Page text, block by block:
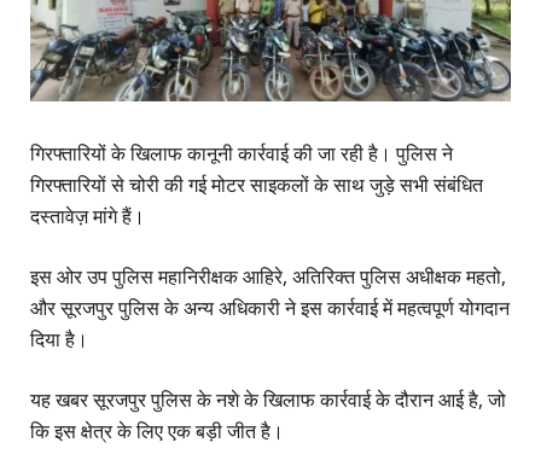
गिरफ्तारियों के खिलाफ कानूनी कार्रवाई की जा रही है। पुलिस ने
गिरफ्तारियों से चोरी की गई मोटर साइकलों के साथ जुड़े सभी संबंधित
दस्तावेज़ मांगे हैं।
इस ओर उप पुलिस महानिरीक्षक आहिरे, अतिरिक्त पुलिस अधीक्षक महतो,
और सूरजपुर पुलिस के अन्य अधिकारी ने इस कार्रवाई में महत्वपूर्ण योगदान
दिया है।
यह खबर सूरजपुर पुलिस के नशे के खिलाफ कार्रवाई के दौरान आई है, जो
कि इस क्षेत्र के लिए एक बड़ी जीत है।